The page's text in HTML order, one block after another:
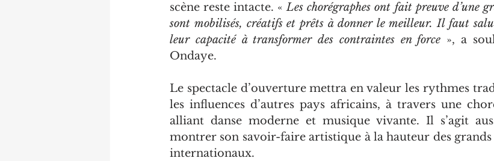
scène reste intacte. « Les chorégraphes ont fait preuve d’une
sont mobilisés, créatifs et prêts à donner le meilleur. Il faut
leur capacité à transformer des contraintes en force », a
Ondaye.
Le spectacle d’ouverture mettra en valeur les rythmes
les influences d’autres pays africains, à travers une
alliant danse moderne et musique vivante. Il s’agit
montrer son savoir-faire artistique à la hauteur des
internationaux.